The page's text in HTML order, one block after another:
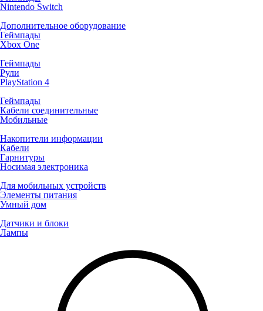
Nintendo Switch
Дополнительное оборудование
Геймпады
Xbox One
Геймпады
Рули
PlayStation 4
Геймпады
Кабели соединительные
Мобильные
Накопители информации
Кабели
Гарнитуры
Носимая электроника
Для мобильных устройств
Элементы питания
Умный дом
Датчики и блоки
Лампы